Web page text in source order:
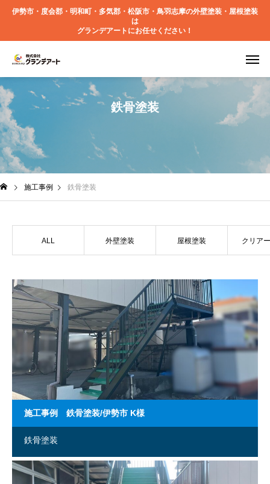
伊勢市・度会郡・明和町・多気郡・松阪市・鳥羽志摩の外壁塗装・屋根塗装
は
グランデアートにお任せください！
鉄骨塗装
施工事例 鉄骨塗装
ALL 外壁塗装 屋根塗装 クリア
施工事例 鉄骨塗装/伊勢市 K様
鉄骨塗装